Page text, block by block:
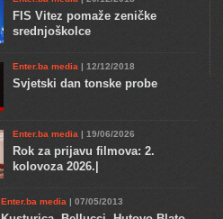
FIS Vitez pomaže zeničke
srednjoškolce
Enter.ba media | 12/12/2018
Svjetski dan tonske probe
Enter.ba media | 19/06/2026
Rok za prijavu filmova: 2.
kolovoza 2026.|
Enter.ba media | 07/05/2013